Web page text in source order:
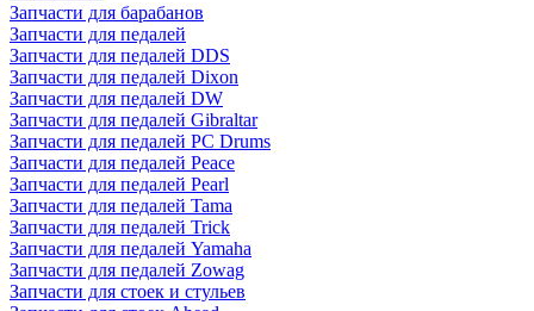
Запчасти для барабанов
Запчасти для педалей
Запчасти для педалей DDS
Запчасти для педалей Dixon
Запчасти для педалей DW
Запчасти для педалей Gibraltar
Запчасти для педалей PC Drums
Запчасти для педалей Peace
Запчасти для педалей Pearl
Запчасти для педалей Tama
Запчасти для педалей Trick
Запчасти для педалей Yamaha
Запчасти для педалей Zowag
Запчасти для стоек и стульев